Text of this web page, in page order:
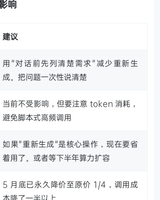
响
建议
用"对话前先列清楚需求"减少重新生
成。把问题一次性说清楚
当前不受影响，但要注意 token 消耗，
避免脚本式高频调用
如果"重新生成"是核心操作，现在要省
着用了。或者等下半年算力扩容
5 月底已永久降价至原价 1/4，调用成